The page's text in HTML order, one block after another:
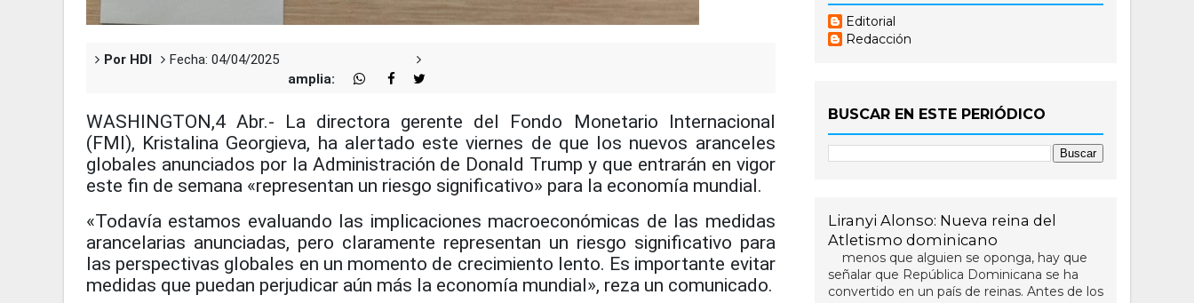
Por HDI
Fecha: 04/04/2025
amplia:
WASHINGTON,4 Abr.- La directora gerente del Fondo Monetario Internacional
(FMI), Kristalina Georgieva, ha alertado este viernes de que los nuevos aranceles
globales anunciados por la Administración de Donald Trump y que entrarán en vigor
este fin de semana «representan un riesgo significativo» para la economía mundial.
«Todavía estamos evaluando las implicaciones macroeconómicas de las medidas
arancelarias anunciadas, pero claramente representan un riesgo significativo para
las perspectivas globales en un momento de crecimiento lento. Es importante evitar
medidas que puedan perjudicar aún más la economía mundial», reza un comunicado.
Editorial
Redacción
BUSCAR EN ESTE PERIÓDICO
Liranyi Alonso: Nueva reina del
Atletismo dominicano
menos que alguien se oponga, hay que
señalar que República Dominicana se ha
convertido en un país de reinas. Antes de los